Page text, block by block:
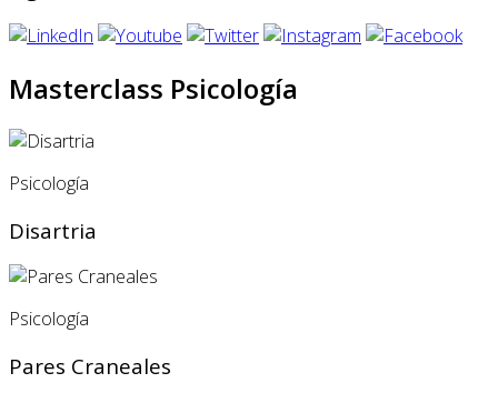
Masterclass Psicología
Psicología
Disartria
Psicología
Pares Craneales